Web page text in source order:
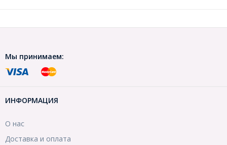
Мы принимаем:
ИНФОРМАЦИЯ
О нас
Доставка и оплата